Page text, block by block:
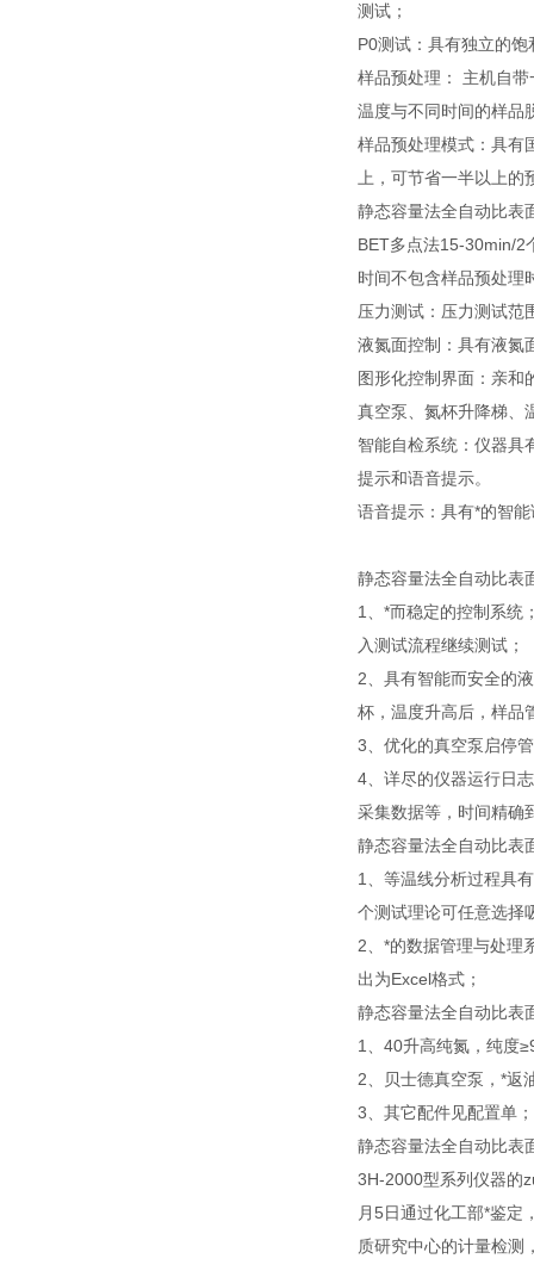
测试；
P0测试：具有独立的
样品预处理： 主机自
温度与不同时间的样品
样品预处理模式：具有
上，可节省一半以上
静态容量法全自动比表
BET多点法15-30min/2
时间不包含样品预处理
压力测试：压力测试范
液氮面控制：具有液氮
图形化控制界面：亲和
真空泵、氮杯升降梯、
智能自检系统：仪器具
提示和语音提示。
语音提示：具有*的智
静态容量法全自动比表
1、*而稳定的控制系统
入测试流程继续测试；
2、具有智能而安全的
杯，温度升高后，样品
3、优化的真空泵启停
4、详尽的仪器运行日
采集数据等，时间精确
静态容量法全自动比表
1、等温线分析过程具
个测试理论可任意选择
2、*的数据管理与处理
出为Excel格式；
静态容量法全自动比表
1、40升高纯氮，纯度
2、贝士德真空泵，*返
3、其它配件见配置单；
静态容量法全自动比表
3H-2000型系列仪器的
月5日通过化工部*鉴
质研究中心的计量检